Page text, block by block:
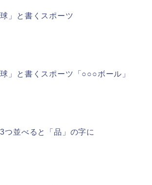
」と書くスポーツ
」と書くスポーツ「○○○ボール」
つ並べると「品」の字に